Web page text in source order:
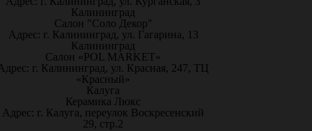
Калининград
Салон "Соло Декор"
Адрес: г. Калининград, ул. Гагарина, 13
Калининград
Салон «POL MARKET»
г. Калининград, ул. Красная, 247, ТЦ
«Красный»
Калуга
Керамика Люкс
Адрес: г. Калуга, переулок Воскресенский
29, стр.2